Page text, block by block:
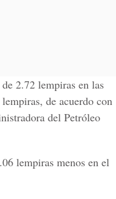
2.72 lempiras en las
de acuerdo con
del Petróleo
lempiras menos en el